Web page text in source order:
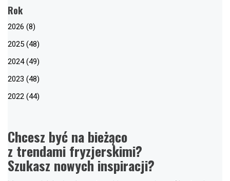
Rok
2026 (8)
2025 (48)
2024 (49)
2023 (48)
2022 (44)
Chcesz być na bieżąco
z trendami fryzjerskimi?
Szukasz nowych inspiracji?